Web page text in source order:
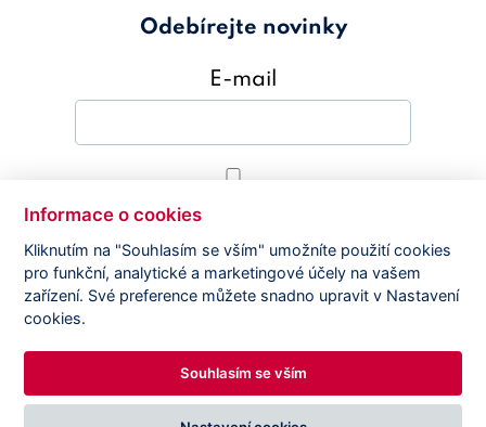
Odebírejte novinky
E-mail
Souhlasím sZásady ochrany osobních
Odebírat novinky
Informace o cookies
Kliknutím na "Souhlasím se vším" umožníte použití cookies
pro funkční, analytické a marketingové účely na vašem
zařízení. Své preference můžete snadno upravit v Nastavení
cookies.
Souhlasím se vším